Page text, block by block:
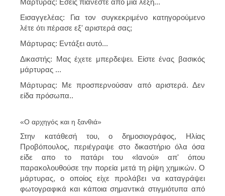
Εισαγγελέας: Για τον συγκεκριμένο κατηγορούμενο
λέτε ότι πέρασε εξ' αριστερά σας;
Μάρτυρας: Εντάξει αυτό...
Δικαστής: Μας έχετε μπερδεψει. Είστε ένας βασικός
μάρτυρας ...
Μάρτυρας: Με προσπερνούσαν από αριστερά. Δεν
είδα πρόσωπα..
«Ο αρχηγός και η ξανθιά»
Στην κατάθεσή του, ο δημοσιογράφος, Ηλίας
Προβόπουλος, περιέγραψε στο δικαστήριο όλα όσα
είδε απο το πατάρι του «Ιανού» απ' όπου
παρακολουθούσε την πορεία μετά τη ρίψη χημικών. Ο
μάρτυρας, ο οποίος είχε προλάβει να καταγράψει
φωτογραφικά και κάποια σημαντικά στιγμιότυπα από